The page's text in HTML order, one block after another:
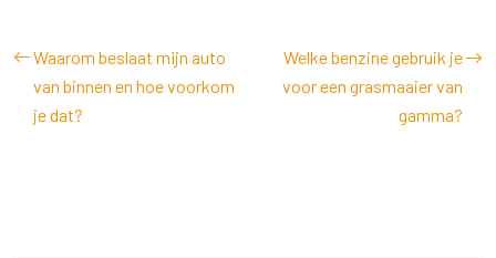
Waarom beslaat mijn auto
van binnen en hoe voorkom
je dat?
Welke benzine gebruik je
voor een grasmaaier van
gamma?